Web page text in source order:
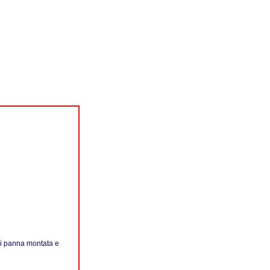
panna montata e